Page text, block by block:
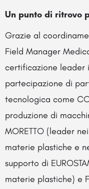
Un punto di ritrovo
Grazie al
Field Manager
certificazione leader
partecipazione di
tecnologica come
produzione di
MORETTO (leader
materie plastiche e
supporto di
materie plastiche) e